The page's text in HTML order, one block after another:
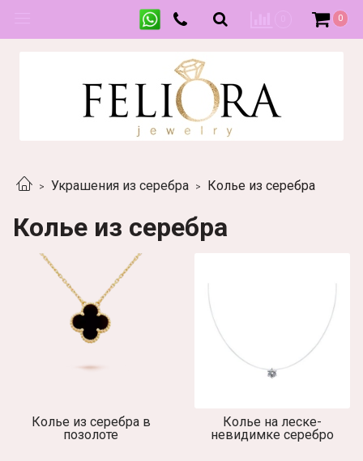
0
Украшения из серебра Колье из серебра
Колье из серебра
Колье из серебра в
позолоте
Колье на леске-
невидимке серебро